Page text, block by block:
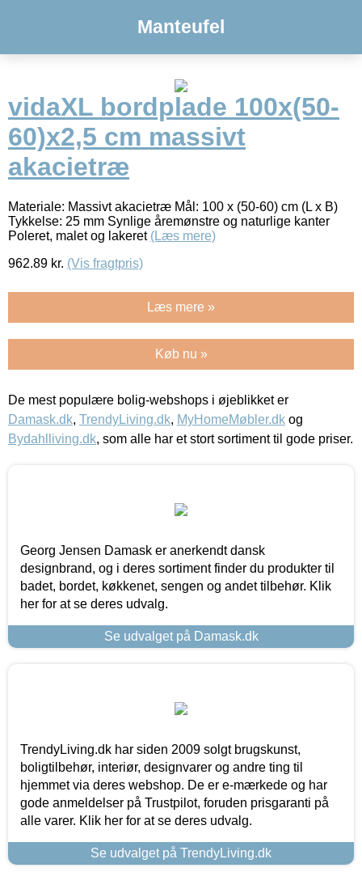
Manteufel
vidaXL bordplade 100x(50-
60)x2,5 cm massivt
akacietræ
Materiale: Massivt akacietræ Mål: 100 x (50-60) cm (L x B)
Tykkelse: 25 mm Synlige åremønstre og naturlige kanter
Poleret, malet og lakeret (Læs mere)
962.89 kr. (Vis fragtpris)
Læs mere »
Køb nu »
De mest populære bolig-webshops i øjeblikket er
Damask.dk, TrendyLiving.dk, MyHomeMøbler.dk og
Bydahlliving.dk, som alle har et stort sortiment til gode priser.
Georg Jensen Damask er anerkendt dansk
designbrand, og i deres sortiment finder du produkter til
badet, bordet, køkkenet, sengen og andet tilbehør. Klik
her for at se deres udvalg.
Se udvalget på Damask.dk
TrendyLiving.dk har siden 2009 solgt brugskunst,
boligtilbehør, interiør, designvarer og andre ting til
hjemmet via deres webshop. De er e-mærkede og har
gode anmeldelser på Trustpilot, foruden prisgaranti på
alle varer. Klik her for at se deres udvalg.
Se udvalget på TrendyLiving.dk